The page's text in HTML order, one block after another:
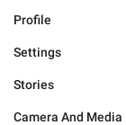
Profile
Settings
Stories
Camera And Media